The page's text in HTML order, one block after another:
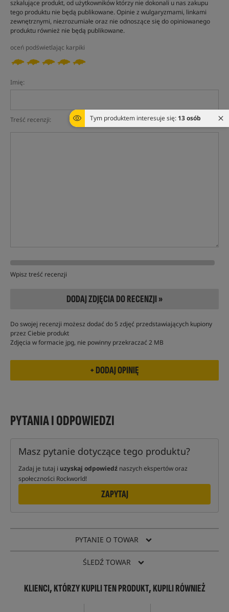
Tym produktem interesuje się: 13 osób
szkalujące produkt, od użytkowników którzy nie dokonali u nas zakupu
tego produktu nie będą publikowane. Opinie z wulgaryzmami, linkami
zewnętrznymi, niezrozumiałe oraz nie odnoszące się do opiniowanego
produktu również nie będą publikowane.
oceń podświetlając karpiki
Imię:
Treść recenzji:
Wpisz treść recenzji
DODAJ ZDJĘCIA DO RECENZJI »
Do swojej recenzji możesz dodać do 5 zdjęć przedstawiających kupiony
przez Ciebie produkt
Zdjęcia w formacie jpg, nie powinny przekraczać 2 MB
PYTANIA I ODPOWIEDZI
Masz pytanie dotyczące tego produktu?
Zadaj je tutaj i uzyskaj odpowiedź naszych ekspertów oraz
społeczności Rockworld!
ZAPYTAJ
PYTANIE O TOWAR
ŚLEDŹ TOWAR
KLIENCI, KTÓRZY KUPILI TEN PRODUKT, KUPILI RÓWNIEŻ